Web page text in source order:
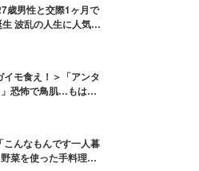
歳男性と交際1ヶ月で
波乱の人生に人気タ
イモ食え！＞「アンタ
恐怖で鳥肌…もはや
こんなもんです一人暮
菜を使った手料理公